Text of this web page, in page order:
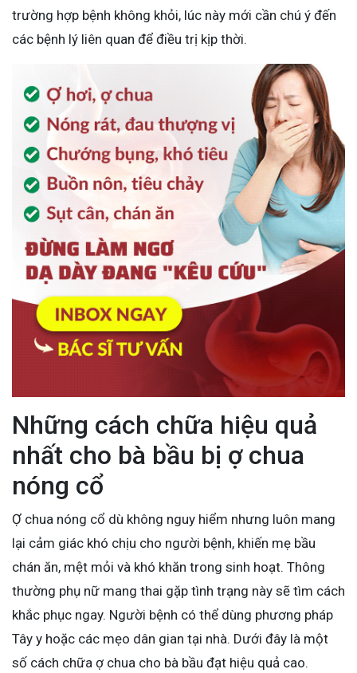
trường hợp bệnh không khỏi, lúc này mới cần chú ý đến
các bệnh lý liên quan để điều trị kịp thời.
Những cách chữa hiệu quả
nhất cho bà bầu bị ợ chua
nóng cổ
Ợ chua nóng cổ dù không nguy hiểm nhưng luôn mang
lại cảm giác khó chịu cho người bệnh, khiến mẹ bầu
chán ăn, mệt mỏi và khó khăn trong sinh hoạt. Thông
thường phụ nữ mang thai gặp tình trạng này sẽ tìm cách
khắc phục ngay. Người bệnh có thể dùng phương pháp
Tây y hoặc các mẹo dân gian tại nhà. Dưới đây là một
số cách chữa ợ chua cho bà bầu đạt hiệu quả cao.